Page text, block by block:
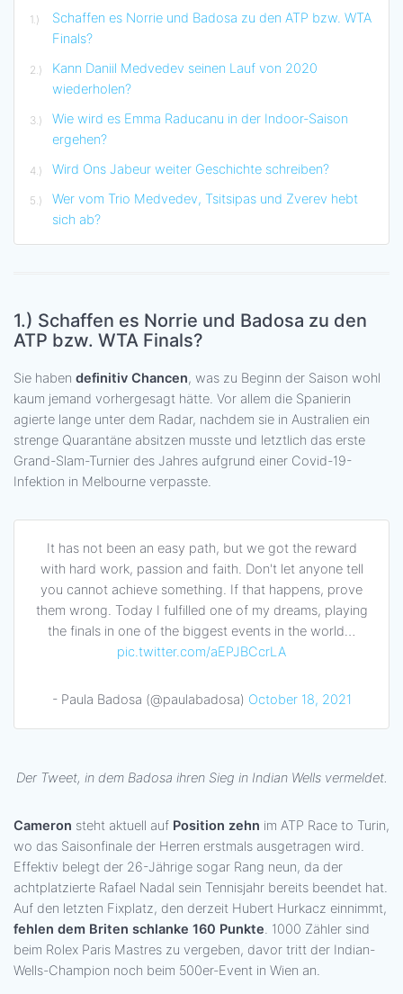
Schaffen es Norrie und Badosa zu den ATP bzw. WTA
Finals?
Kann Daniil Medvedev seinen Lauf von 2020
wiederholen?
Wie wird es Emma Raducanu in der Indoor-Saison
ergehen?
Wird Ons Jabeur weiter Geschichte schreiben?
Wer vom Trio Medvedev, Tsitsipas und Zverev hebt
sich ab?
1.) Schaffen es Norrie und Badosa zu den
ATP bzw. WTA Finals?
Sie haben definitiv Chancen, was zu Beginn der Saison wohl
kaum jemand vorhergesagt hätte. Vor allem die Spanierin
agierte lange unter dem Radar, nachdem sie in Australien ein
strenge Quarantäne absitzen musste und letztlich das erste
Grand-Slam-Turnier des Jahres aufgrund einer Covid-19-
Infektion in Melbourne verpasste.
It has not been an easy path, but we got the reward
with hard work, passion and faith. Don't let anyone tell
you cannot achieve something. If that happens, prove
them wrong. Today I fulfilled one of my dreams, playing
the finals in one of the biggest events in the world…
pic.twitter.com/aEPJBCcrLA
- Paula Badosa (@paulabadosa) October 18, 2021
Der Tweet, in dem Badosa ihren Sieg in Indian Wells vermeldet.
Cameron steht aktuell auf Position zehn im ATP Race to Turin,
wo das Saisonfinale der Herren erstmals ausgetragen wird.
Effektiv belegt der 26-Jährige sogar Rang neun, da der
achtplatzierte Rafael Nadal sein Tennisjahr bereits beendet hat.
Auf den letzten Fixplatz, den derzeit Hubert Hurkacz einnimmt,
fehlen dem Briten schlanke 160 Punkte. 1000 Zähler sind
beim Rolex Paris Mastres zu vergeben, davor tritt der Indian-
Wells-Champion noch beim 500er-Event in Wien an.